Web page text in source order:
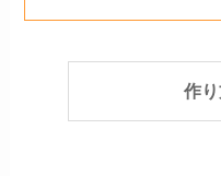
作